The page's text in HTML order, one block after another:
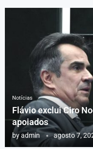
Notícias
Flávio exclui Ciro
apoiados
byadmin agosto 7,